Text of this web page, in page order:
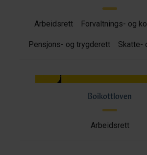
Arbeidsrett Forvaltnings- og
Pensjons- og trygderett Skatte-
Boikottloven
Arbeidsrett